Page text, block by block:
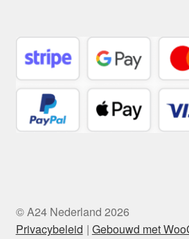
© A24 Nederland 2026
Privacybeleid
Gebouwd met